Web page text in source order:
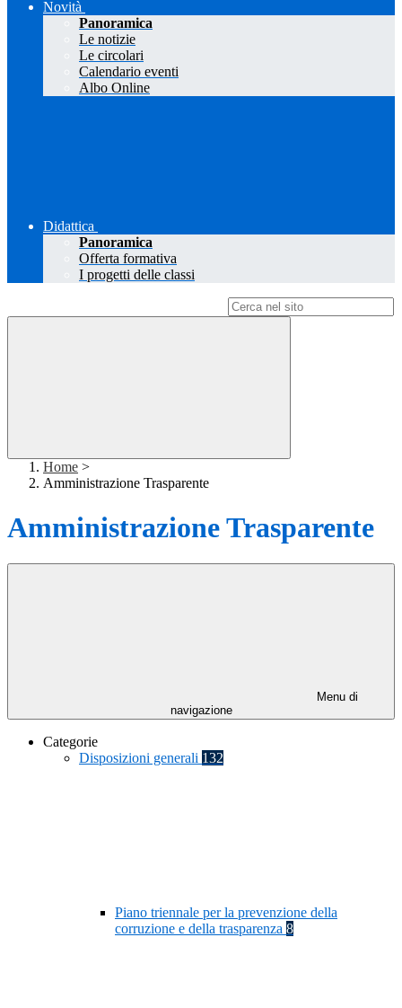
Novità
Panoramica
Le notizie
Le circolari
Calendario eventi
Albo Online
Didattica
Panoramica
Offerta formativa
I progetti delle classi
Home >
Amministrazione Trasparente
Amministrazione Trasparente
Menu di
navigazione
Categorie
Disposizioni generali 132
Piano triennale per la prevenzione della
corruzione e della trasparenza 8